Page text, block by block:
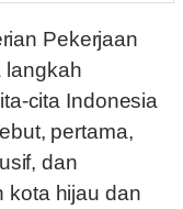
Pekerjaan
langkah
cita Indonesia
pertama,
dan
kota hijau dan